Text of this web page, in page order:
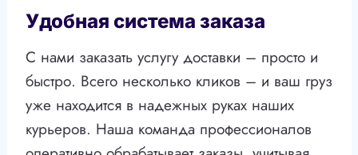
Удобная система заказа
С нами заказать услугу доставки – просто и
быстро. Всего несколько кликов – и ваш груз
уже находится в надежных руках наших
курьеров. Наша команда профессионалов